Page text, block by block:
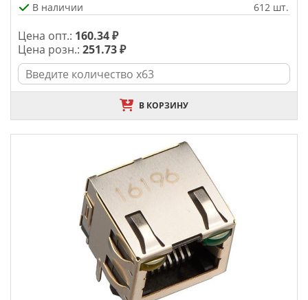
В наличии
612 шт.
Цена опт.: 160.34 ₽
Цена розн.: 251.73 ₽
В КОРЗИНУ